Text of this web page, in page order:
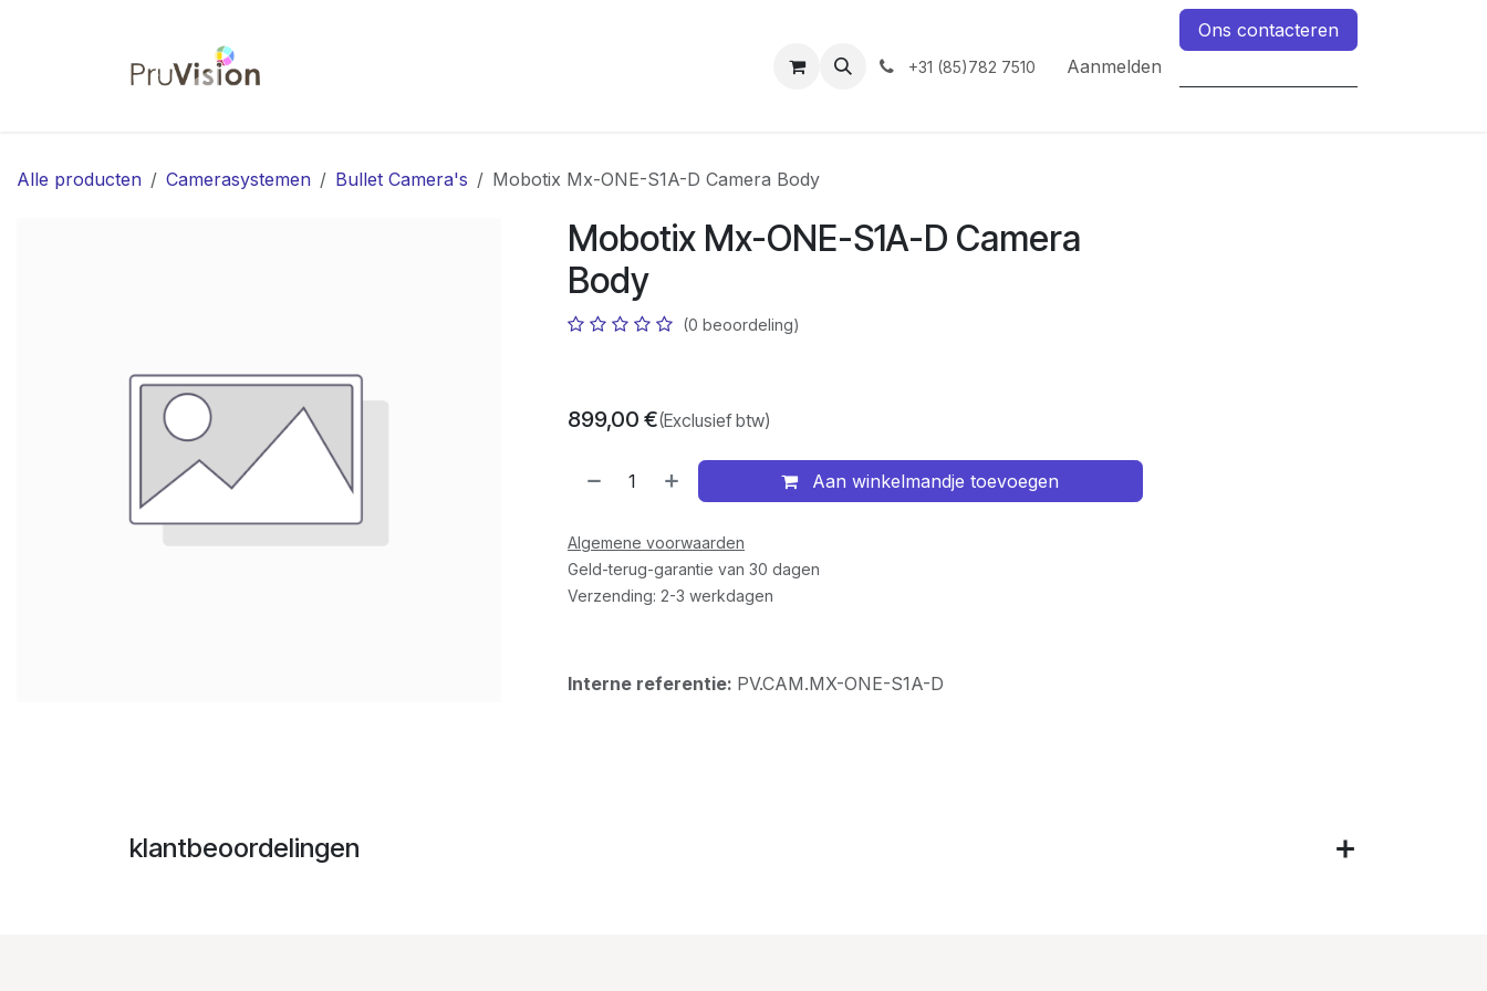
+31 (85)782 7510 Aanmelden
Ons contacteren
Alle producten Camerasystemen Bullet Camera's Mobotix Mx-ONE-S1A-D Camera Body
Mobotix Mx-ONE-S1A-D Camera
Body
(0 beoordeling)
899,00 €(Exclusief btw)
Aan winkelmandje toevoegen
Algemene voorwaarden
Geld-terug-garantie van 30 dagen
Verzending: 2-3 werkdagen
Interne referentie: PV.CAM.MX-ONE-S1A-D
klantbeoordelingen